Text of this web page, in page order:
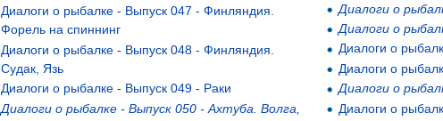
Диалоги о рыбалке - Выпуск 047 - Финляндия.
Форель на спиннинг
Диалоги о рыбалке - Выпуск 048 - Финляндия.
Судак, Язь
Диалоги о рыбалке - Выпуск 049 - Раки
Диалоги о рыбалке - Выпуск 050 - Ахтуба. Волга,
Диалоги о
Диалоги о
Диалоги о
Диалоги о
Диалоги о
Диалоги о